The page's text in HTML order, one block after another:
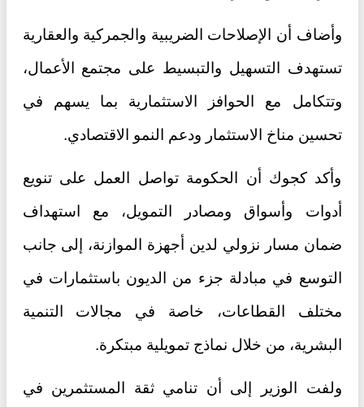
وأضاف أن الإصلاحات الضريبية والجمركية والعقارية
تستهدف التسهيل والتبسيط على مجتمع الأعمال،
وتتكامل مع الحوافز الاستثمارية بما يسهم في
تحسين مناخ الاستثمار ودعم النمو الاقتصادي.
وأكد كجوك أن الحكومة تواصل العمل على تنويع
أدوات وأسواق ومصادر التمويل، مع استهداف
ضمان مسار نزولي لدين أجهزة الموازنة، إلى جانب
التوسع في مبادلة جزء من الديون باستثمارات في
مختلف القطاعات، خاصة في مجالات التنمية
البشرية، من خلال نماذج تمويلية مبتكرة.
ولفت الوزير إلى أن تنامي ثقة المستثمرين في